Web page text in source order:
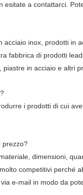
esitate a contattarci.
inox, prodotti in
fabbrica di prodotti
in acciaio e altri
i prodotti di cui
prezzo?
dimensioni,
competitivi perché
e-mail in modo da